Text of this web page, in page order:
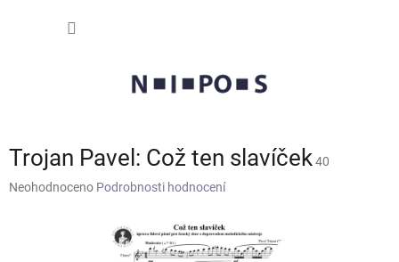
Trojan Pavel: Což ten slavíček40
Průměrné
Neohodnoceno Podrobnosti hodnocení